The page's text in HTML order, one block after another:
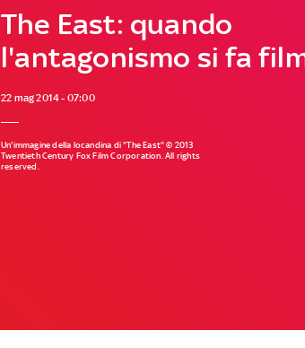
The East: quando
l'antagonismo si fa
22 mag 2014 - 07:00
Un'immagine della locandina di "The East" © 2013
Twentieth Century Fox Film Corporation. All rights
reserved.